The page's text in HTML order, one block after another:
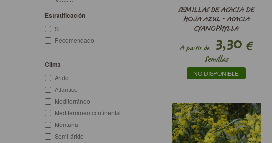
Todo el año
Agosto
Septiembre
Octubre
Noviembre
Estratificación
Si
Recomendado
Clima
Árido
Atlántico
Mediterráneo
Mediterráneo continental
Montaña
Semi-árido
SEMILLAS DE ACACIA DE
HOJA AZUL - ACACIA
CYANOPHYLLA
A partir de3,30 €
Semillas
NO DISPONIBLE